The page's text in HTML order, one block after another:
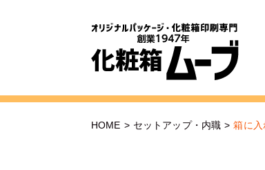
HOME > セットアップ・内職 > 箱に入